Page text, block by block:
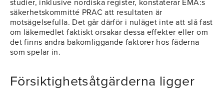
studier, inklusive nordiska register, konstaterar EMA:s
säkerhetskommitté PRAC att resultaten är
motsägelsefulla. Det går därför i nuläget inte att slå fast
om läkemedlet faktiskt orsakar dessa effekter eller om
det finns andra bakomliggande faktorer hos fäderna
som spelar in.
Försiktighetsåtgärderna ligger